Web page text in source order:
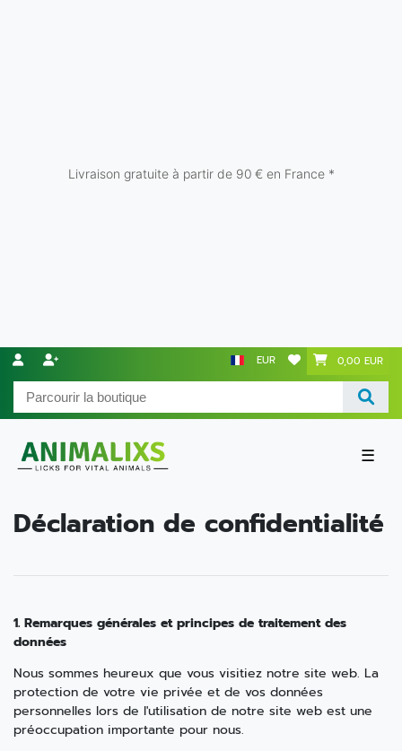
Livraison gratuite à partir de 90 € en France *
EUR 0,00 EUR
☰
Déclaration de confidentialité
1. Remarques générales et principes de traitement des
données
Nous sommes heureux que vous visitiez notre site web. La
protection de votre vie privée et de vos données
personnelles lors de l'utilisation de notre site web est une
préoccupation importante pour nous.